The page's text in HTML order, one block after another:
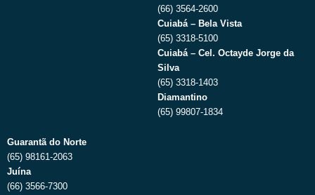
(66) 3564-2600
Cuiabá – Bela Vista
(65) 3318-5100
Cuiabá – Cel. Octayde Jorge da
Silva
(65) 3318-1403
Diamantino
(65) 99807-1834
Guarantã do Norte
(65) 98161-2063
Juína
(66) 3566-7300